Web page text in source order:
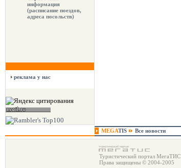
информация
(расписание поездов,
адреса посольств)
реклама у нас
MEGATIS Все новости
Туристический портал МегаТИС
Права защищены © 2004-2005